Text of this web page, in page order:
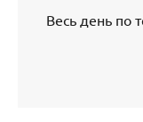
Весь день по